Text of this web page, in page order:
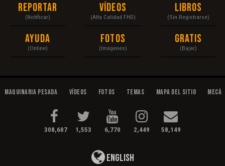
Reportar
(Notificar)
Ayuda
(Online)
Vídeos
(Alta Calidad FHD)
Fotos
(Imágenes)
Libros
(Sin Registrarse)
Gratis
(Bajar)
Maquinaria Pesada Vídeos Fotos Temas Mapa del Sitio
308,607 1,553 6,770 2,449 58,149
English